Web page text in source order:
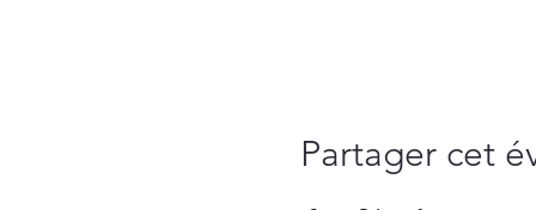
Partager cet